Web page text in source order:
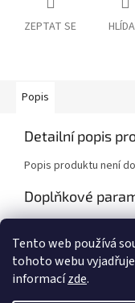
Tento web používá
tohoto webu
informacízde.
ZEPTAT SE
Popis
Detailní popis
Popis produktu není
Doplňkové
Záruka: 2 roky